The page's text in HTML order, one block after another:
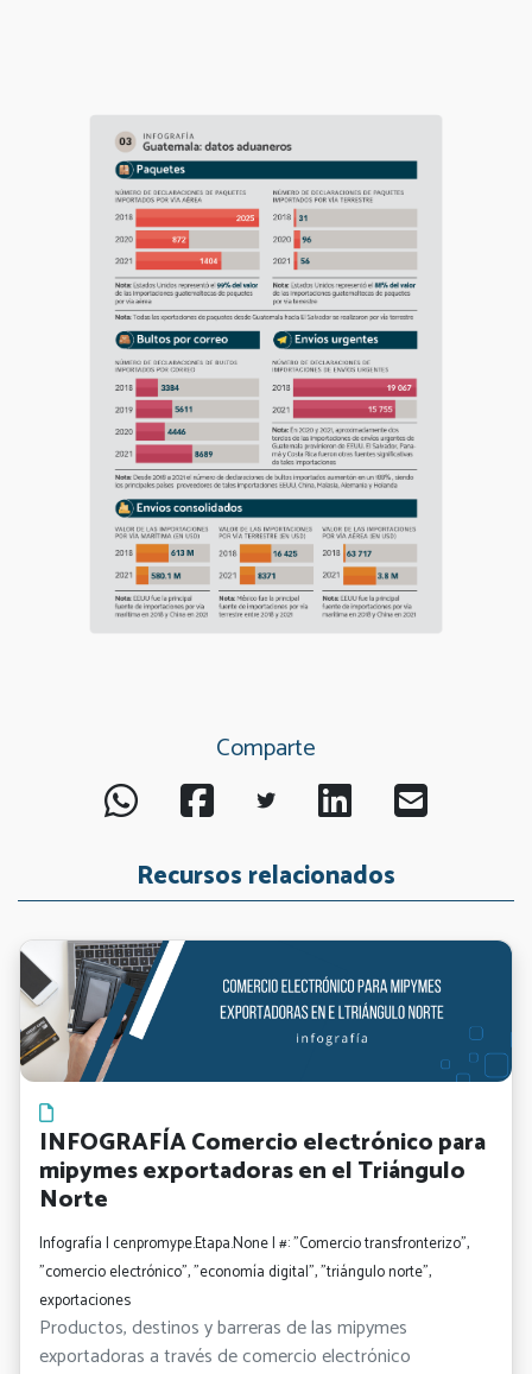
Comparte
Recursos relacionados
INFOGRAFÍA Comercio electrónico para
mipymes exportadoras en el Triángulo
Norte
Infografía | cenpromype.Etapa.None | #: "Comercio transfronterizo",
"comercio electrónico", "economía digital", "triángulo norte",
exportaciones
Productos, destinos y barreras de las mipymes
exportadoras a través de comercio electrónico